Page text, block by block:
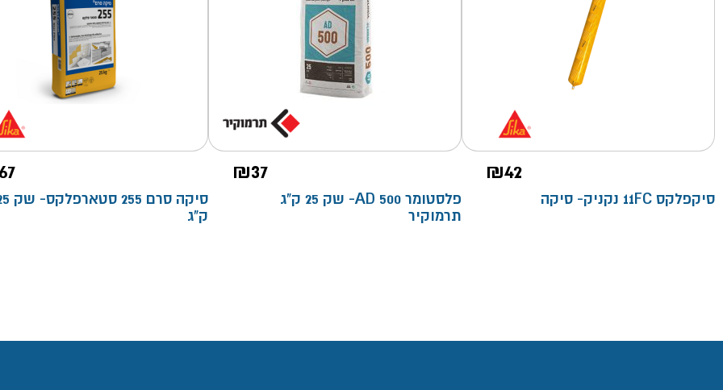
₪42
סיקפלקס 11FC נקניק- סיקה
₪37
פלסטומר 500 AD- שק 25 ק"ג
תרמוקיר
67
סיקה סרם 255
ק"ג